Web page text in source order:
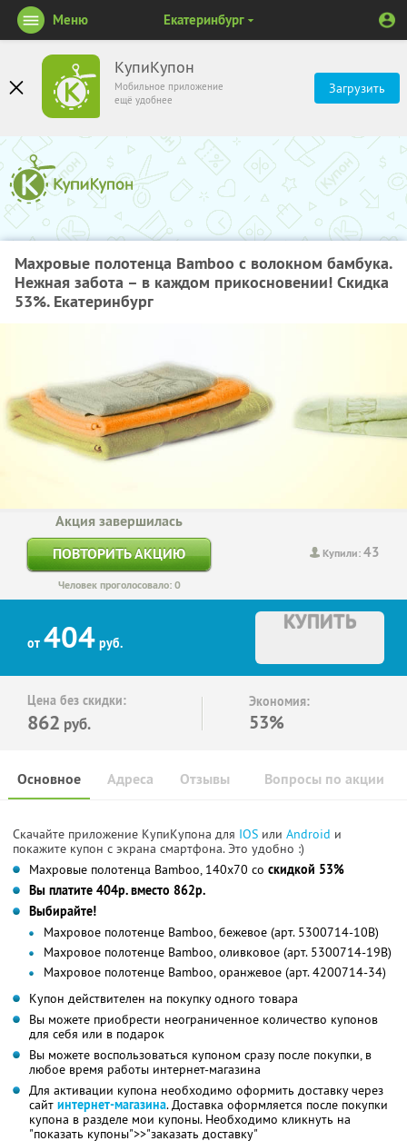
КупиКупон
Мобильное приложение
ещё удобнее
Загрузить
Меню Екатеринбург
Махровые полотенца Bamboo с волокном бамбука.
Нежная забота – в каждом прикосновении! Скидка
53%. Екатеринбург
Купили:43
Акция завершилась
ПОВТОРИТЬ АКЦИЮ
Человек проголосовало: 0
от 404 руб.
КУПИТЬ
Цена без скидки:
862 руб.
Экономия:
53%
Основное Отзывы Вопросы по акции
Адреса
Скачайте приложение КупиКупона для IOS или Android и
покажите купон с экрана смартфона. Это удобно :)
Махровые полотенца Bamboo, 140х70 со скидкой 53%
Вы платите 404р. вместо 862р.
Выбирайте!
Махровое полотенце Bamboo, бежевое (арт. 5300714-10В)
Махровое полотенце Bamboo, оливковое (арт. 5300714-19В)
Махровое полотенце Bamboo, оранжевое (арт. 4200714-34)
Купон действителен на покупку одного товара
Вы можете приобрести неограниченное количество купонов
для себя или в подарок
Вы можете воспользоваться купоном сразу после покупки, в
любое время работы интернет-магазина
Для активации купона необходимо оформить доставку через
сайт интернет-магазина. Доставка оформляется после покупки
купона в разделе мои купоны. Необходимо кликнуть на
"показать купоны">>"заказать доставку"